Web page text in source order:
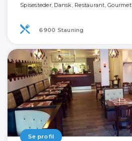
Spisesteder, Dansk, Restaurant, Gourmet
6900 Stauning
Se profil